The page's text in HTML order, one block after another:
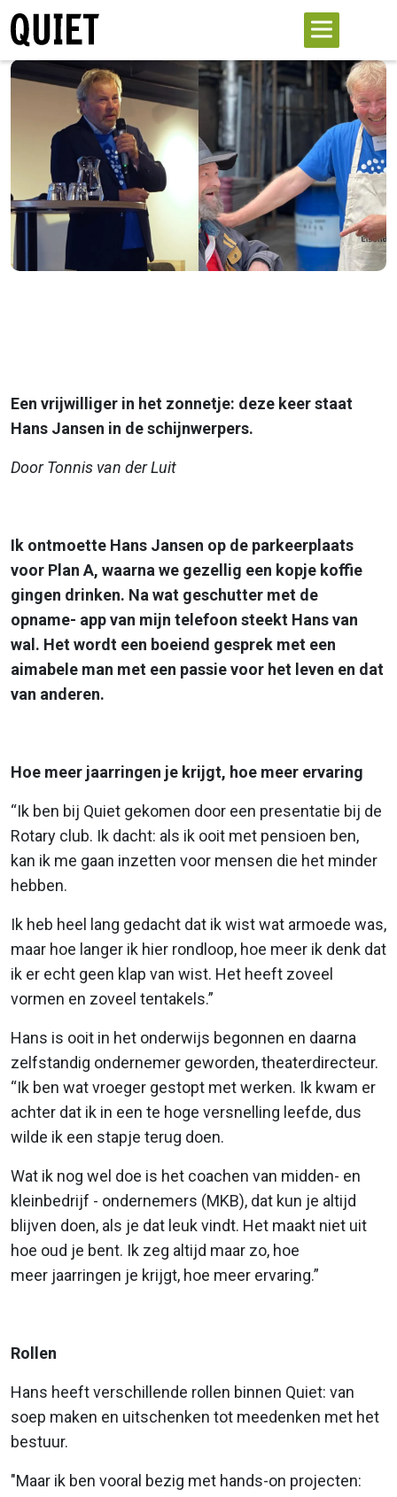
Een vrijwilliger in het zonnetje: deze keer staat
Hans Jansen in de schijnwerpers.
Door Tonnis van der Luit
Ik ontmoette Hans Jansen op de parkeerplaats
voor Plan A, waarna we gezellig een kopje koffie
gingen drinken. Na wat geschutter met de
opname- app van mijn telefoon steekt Hansvan
wal. Het wordt een boeiend gesprek met een
aimabele man met een passie voor het leven en dat
van anderen.
Hoe meer jaarringen je krijgt, hoe meer ervaring
“Ik ben bij Quiet gekomen door een presentatie bij de
Rotary club. Ik dacht: als ik ooit met pensioen ben,
kan ik me gaan inzetten voor mensen die het minder
hebben.
Ik heb heel lang gedacht dat ik wist wat armoede was,
maar hoe langer ik hier rondloop, hoe meer ik denk dat
ik er echt geen klap van wist. Het heeft zoveel
vormen en zoveel tentakels.”
Hans is ooit in het onderwijs begonnen en daarna
zelfstandig ondernemer geworden, theaterdirecteur.
“Ik ben wat vroeger gestopt met werken. Ik kwam er
achter dat ik in een te hoge versnelling leefde, dus
wilde ik een stapje terug doen.
Wat ik nog wel doe is het coachen van midden- en
kleinbedrijf - ondernemers (MKB), dat kun je altijd
blijven doen, als je dat leuk vindt. Het maakt niet uit
hoe oud je bent. Ik zeg altijd maar zo, hoe
meer jaarringen je krijgt, hoe meer ervaring.”
Rollen
Hans heeft verschillende rollen binnen Quiet: van
soep maken en uitschenken tot meedenken met het
bestuur.
"Maar ik ben vooral bezig met hands-on projecten: